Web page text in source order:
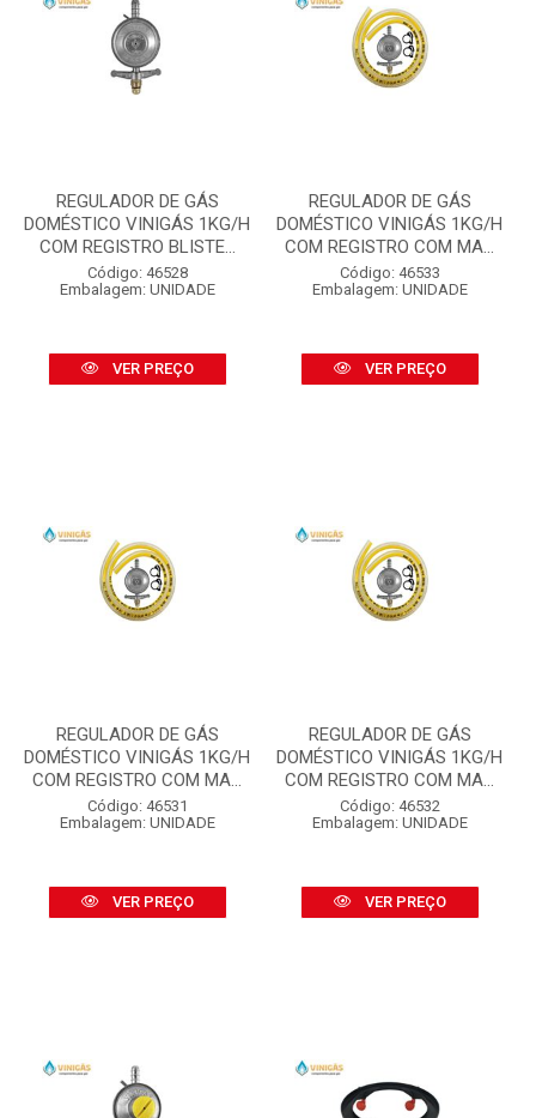
REGULADOR DE GÁS
DOMÉSTICO VINIGÁS 1KG/H
COM REGISTRO BLISTE...
Código: 46528
Embalagem: UNIDADE
VER PREÇO
REGULADOR DE GÁS
DOMÉSTICO VINIGÁS 1KG/H
COM REGISTRO COM MA...
Código: 46533
Embalagem: UNIDADE
VER PREÇO
REGULADOR DE GÁS
DOMÉSTICO VINIGÁS 1KG/H
COM REGISTRO COM MA...
Código: 46531
Embalagem: UNIDADE
VER PREÇO
REGULADOR DE GÁS
DOMÉSTICO VINIGÁS 1KG/H
COM REGISTRO COM MA...
Código: 46532
Embalagem: UNIDADE
VER PREÇO